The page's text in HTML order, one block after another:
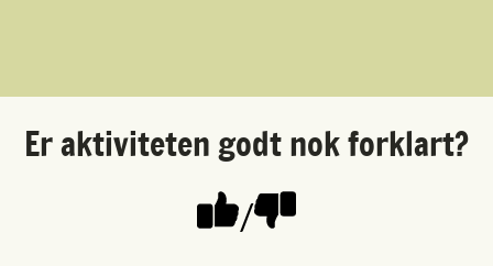
Er aktiviteten godt nok forklart?
/